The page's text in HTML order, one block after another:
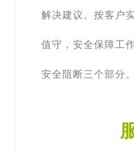
解决建议。按客户
值守，安全保障工
安全阻断三个部分。